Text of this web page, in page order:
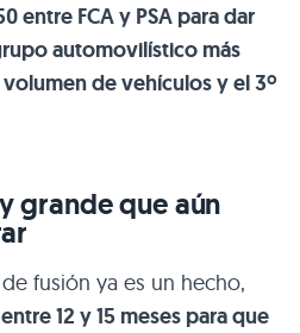
entre FCA y PSA para dar
automovilístico más
de vehículos y el 3º
grande que aún
fusión ya es un hecho,
12 y 15 meses para que